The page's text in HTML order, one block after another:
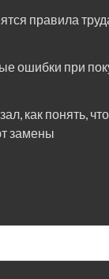
правила
ошибки при
как понять,
замены